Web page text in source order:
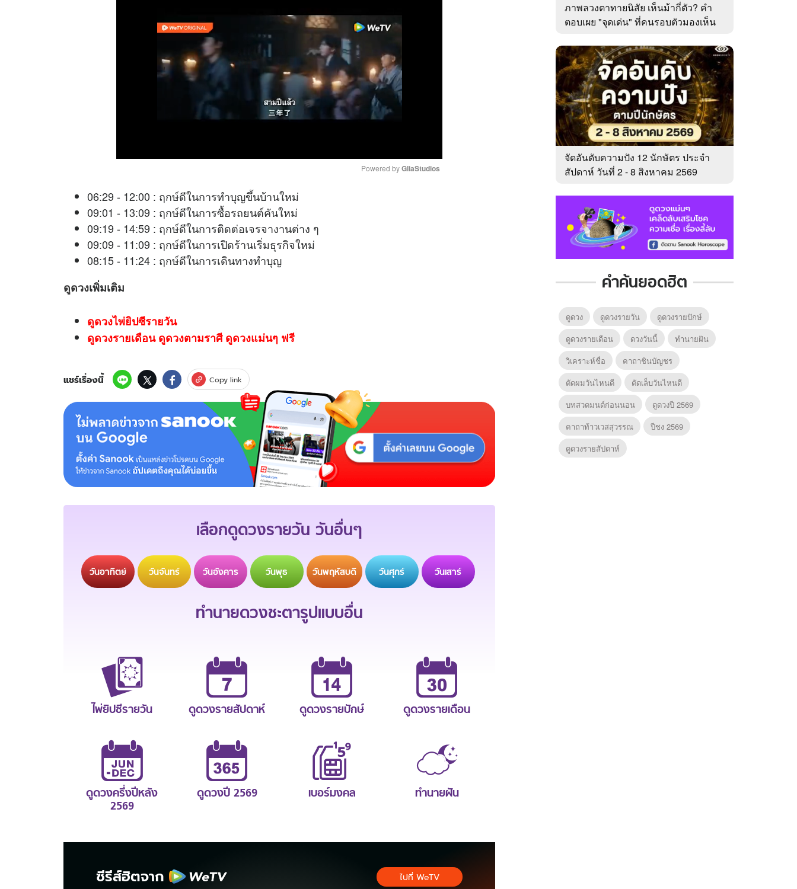
Powered by GliaStudios
06:29 - 12:00 : ฤกษ์ดีในการทำบุญขึ้นบ้านใหม่
09:01 - 13:09 : ฤกษ์ดีในการซื้อรถยนต์คันใหม่
09:19 - 14:59 : ฤกษ์ดีในการติดต่อเจรจางานต่าง ๆ
09:09 - 11:09 : ฤกษ์ดีในการเปิดร้านเริ่มธุรกิจใหม่
08:15 - 11:24 : ฤกษ์ดีในการเดินทางทำบุญ
ดูดวงเพิ่มเติม
ดูดวงไพ่ยิปซีรายวัน
ดูดวงรายเดือน ดูดวงตามราศี ดูดวงแม่นๆ ฟรี
แชร์เรื่องนี้ Copy link
เลือกดูดวงรายวัน วันอื่นๆ
วันอาทิตย์ วันจันทร์ วันอังคาร วันพุธ วันพฤหัสบดี วันศุกร์ วันเสาร์
ทำนายดวงชะตารูปแบบอื่น
ไพ่ยิปซีรายวัน ดูดวงรายสัปดาห์ ดูดวงรายปักษ์ ดูดวงรายเดือน
ดูดวงครึ่งปีหลัง
2569
ดูดวงปี 2569 เบอร์มงคล ทำนายฝัน
ซีรีส์ฮิตจาก ไปที่ WeTV
ภาพลวงตาทายนิสัย เห็นม้ากี่ตัว? คำ
ตอบเผย "จุดเด่น" ที่คนรอบตัวมองเห็น
จัดอันดับความปัง 12 นักษัตร ประจำ
สัปดาห์ วันที่ 2 - 8 สิงหาคม 2569
คำค้นยอดฮิต
ดูดวง ดูดวงรายวัน
ดูดวงรายปักษ์
ดูดวงรายเดือน
ดวงวันนี้
ทํานายฝัน
วิเคราะห์ชื่อ
คาถาชินบัญชร
ตัดผมวันไหนดี
ตัดเล็บวันไหนดี
บทสวดมนต์ก่อนนอน
ดูดวงปี 2569
คาถาท้าวเวสสุวรรณ
ปีชง 2569
ดูดวงรายสัปดาห์